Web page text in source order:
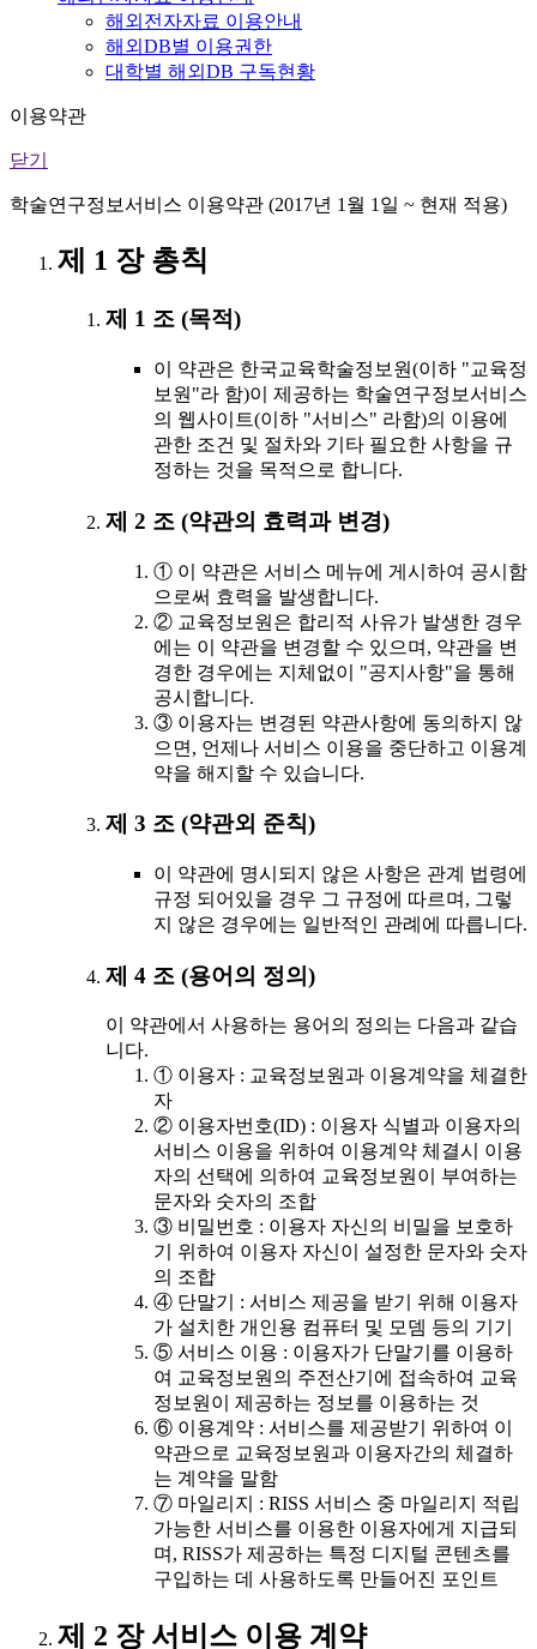
해외전자자료 이용안내
해외DB별 이용권한
대학별 해외DB 구독현황
이용약관
닫기
학술연구정보서비스 이용약관 (2017년 1월 1일 ~ 현재 적용)
제 1 장 총칙
제 1 조 (목적)
이 약관은 한국교육학술정보원(이하 "교육정
보원"라 함)이 제공하는 학술연구정보서비스
의 웹사이트(이하 "서비스" 라함)의 이용에
관한 조건 및 절차와 기타 필요한 사항을 규
정하는 것을 목적으로 합니다.
제 2 조 (약관의 효력과 변경)
① 이 약관은 서비스 메뉴에 게시하여 공시함
으로써 효력을 발생합니다.
② 교육정보원은 합리적 사유가 발생한 경우
에는 이 약관을 변경할 수 있으며, 약관을 변
경한 경우에는 지체없이 "공지사항"을 통해
공시합니다.
③ 이용자는 변경된 약관사항에 동의하지 않
으면, 언제나 서비스 이용을 중단하고 이용계
약을 해지할 수 있습니다.
제 3 조 (약관외 준칙)
이 약관에 명시되지 않은 사항은 관계 법령에
규정 되어있을 경우 그 규정에 따르며, 그렇
지 않은 경우에는 일반적인 관례에 따릅니다.
제 4 조 (용어의 정의)
이 약관에서 사용하는 용어의 정의는 다음과 같습
니다.
① 이용자 : 교육정보원과 이용계약을 체결한
자
② 이용자번호(ID) : 이용자 식별과 이용자의
서비스 이용을 위하여 이용계약 체결시 이용
자의 선택에 의하여 교육정보원이 부여하는
문자와 숫자의 조합
③ 비밀번호 : 이용자 자신의 비밀을 보호하
기 위하여 이용자 자신이 설정한 문자와 숫자
의 조합
④ 단말기 : 서비스 제공을 받기 위해 이용자
가 설치한 개인용 컴퓨터 및 모뎀 등의 기기
⑤ 서비스 이용 : 이용자가 단말기를 이용하
여 교육정보원의 주전산기에 접속하여 교육
정보원이 제공하는 정보를 이용하는 것
⑥ 이용계약 : 서비스를 제공받기 위하여 이
약관으로 교육정보원과 이용자간의 체결하
는 계약을 말함
⑦ 마일리지 : RISS 서비스 중 마일리지 적립
가능한 서비스를 이용한 이용자에게 지급되
며, RISS가 제공하는 특정 디지털 콘텐츠를
구입하는 데 사용하도록 만들어진 포인트
제 2 장 서비스 이용 계약